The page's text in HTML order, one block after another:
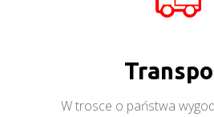
W trosce o państwa